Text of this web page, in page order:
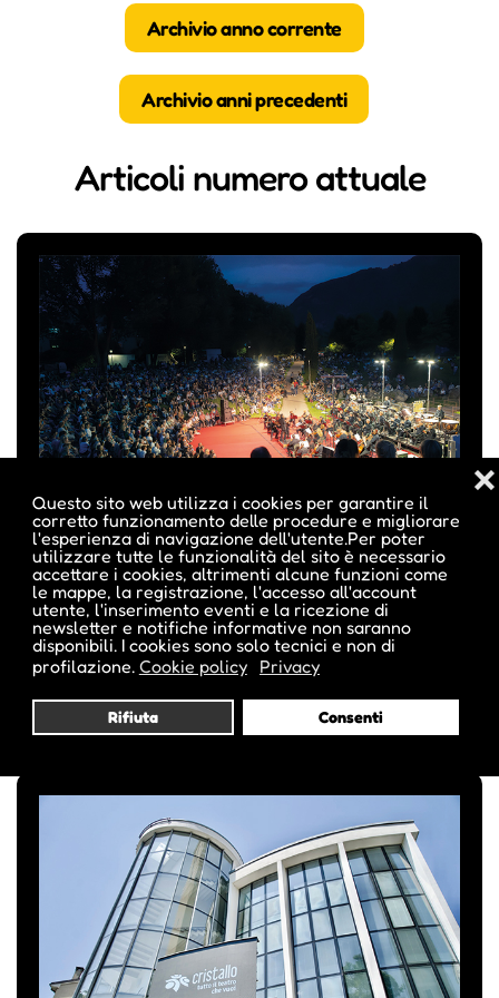
Questo sito web utilizza i cookies per garantire il
corretto funzionamento delle procedure e migliorare
l'esperienza di navigazione dell'utente.Per poter
utilizzare tutte le funzionalità del sito è necessario
accettare i cookies, altrimenti alcune funzioni come
le mappe, la registrazione, l'accesso all'account
utente, l'inserimento eventi e la ricezione di
newsletter e notifiche informative non saranno
disponibili. I cookies sono solo tecnici e non di
profilazione. Cookie policy Privacy
Rifiuta Consenti
❌
Archivio anno corrente
Archivio anni precedenti
Articoli numero attuale
BOLZANO FESTIVAL BOZEN
Dal 4 agosto al 4 settembre 2026 si alza il sipario
sulla 22a edizione del Bolzano Festival Bozen.
• Am 4. August hebt sich der Vorhang für die neue
Ausgabe des Bolzano Festival Bozen.